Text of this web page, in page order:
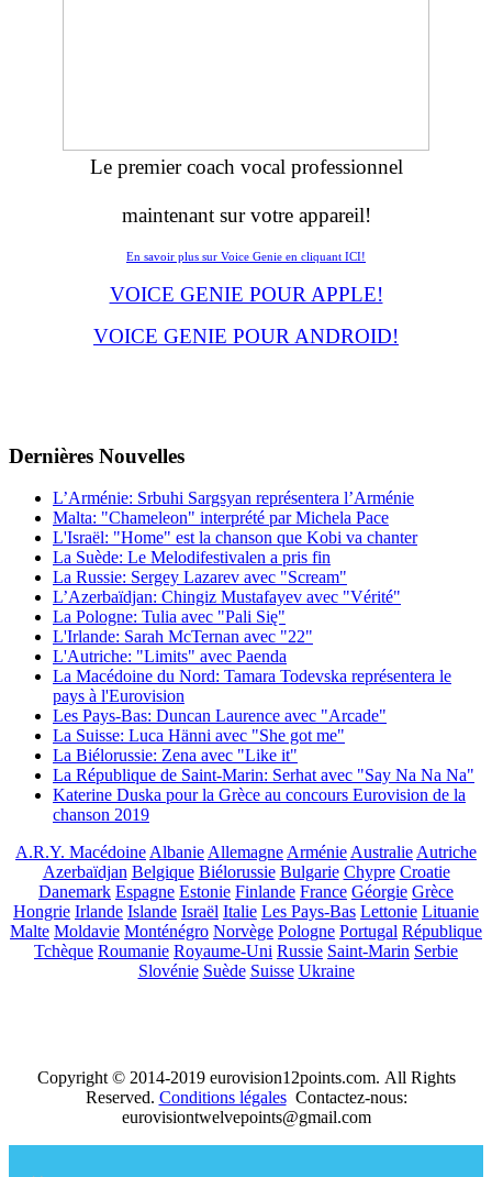
Le premier coach vocal professionnel
maintenant sur votre appareil!
En savoir plus sur Voice Genie en cliquant ICI!
VOICE GENIE POUR APPLE!
VOICE GENIE POUR ANDROID!
Dernières Νouvelles
L’Arménie: Srbuhi Sargsyan représentera l’Arménie
Malta: "Chameleon" interprété par Michela Pace
L'Israël: "Home" est la chanson que Kobi va chanter
La Suède: Le Melodifestivalen a pris fin
La Russie: Sergey Lazarev avec "Scream"
L’Azerbaïdjan: Chingiz Mustafayev avec "Vérité"
La Pologne: Tulia avec "Pali Się"
L'Irlande: Sarah McTernan avec "22"
L'Autriche: "Limits" avec Paenda
La Macédoine du Nord: Tamara Todevska représentera le
pays à l'Eurovision
Les Pays-Bas: Duncan Laurence avec "Arcade"
La Suisse: Luca Hänni avec "She got me"
La Biélorussie: Zena avec "Like it"
La République de Saint-Marin: Serhat avec "Say Na Na Na"
Katerine Duska pour la Grèce au concours Eurovision de la
chanson 2019
A.R.Y. MacédoineAlbanieAllemagneArménieAustralieAutriche
Azerbaïdjan Belgique Biélorussie Bulgarie Chypre Croatie
Danemark Espagne Estonie Finlande France Géorgie Grèce
Hongrie Irlande Islande Israël Italie Les Pays-Bas Lettonie Lituanie
Malte Moldavie Monténégro Norvège Pologne Portugal République
Tchèque Roumanie Royaume-Uni Russie Saint-Marin Serbie
Slovénie Suède Suisse Ukraine
Copyright © 2014-2019 eurovision12points.com. All Rights
Reserved. Conditions légalesContactez-nous:
eurovisiontwelvepoints@gmail.com